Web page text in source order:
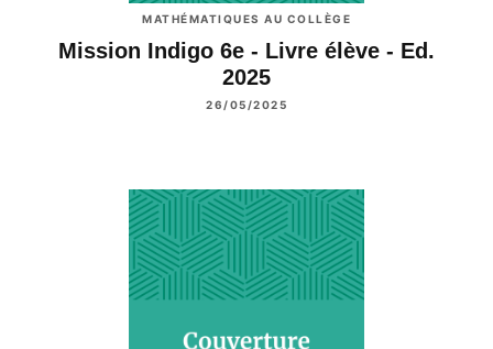
MATHÉMATIQUES AU COLLÈGE
Mission Indigo 6e - Livre élève - Ed.
2025
26/05/2025